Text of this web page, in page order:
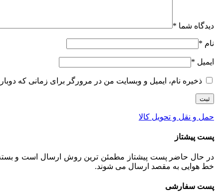
دیدگاه شما *
نام *
ایمیل *
ذخیره نام، ایمیل و وبسایت من در مرورگر برای زمانی که
حمل و نقل و تحویل کالا
پست پیشتاز
خط هوایی به مقصد ارسال می شوند.
پست سفارشی